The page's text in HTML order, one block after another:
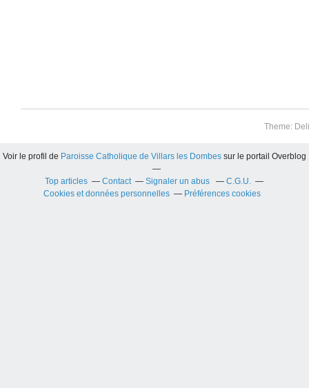
Theme:
Voir le profil de Paroisse Catholique de Villars les Dombes sur le portail Overblog
Top articles Contact Signaler un abus
C.G.U.
Cookies et données personnelles
Préférences cookies